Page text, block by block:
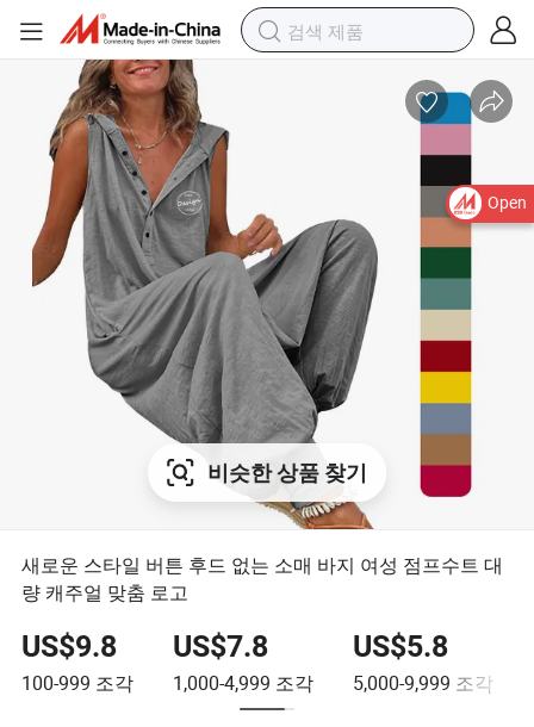
Open
비슷한 상품 찾기
새로운 스타일 버튼 후드 없는 소매 바지 여성 점프수트 대
량 캐주얼 맞춤 로고
US$9.8
100-999 조각
US$7.8
1,000-4,999 조각
US$5.8
5,000-9,999 조각